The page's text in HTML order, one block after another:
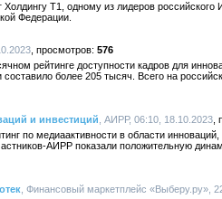
Т1, одному из лидеров российского
Федерации.
576
рейтинге доступности кадров для
более 205 тысяч. Всего на
и инвестиций , АИРР, 06:10, 18.10.2023
по медиаактивности в области
АИРР показали положительную
, Финансовый маркетплейс «Выберу.ру»,